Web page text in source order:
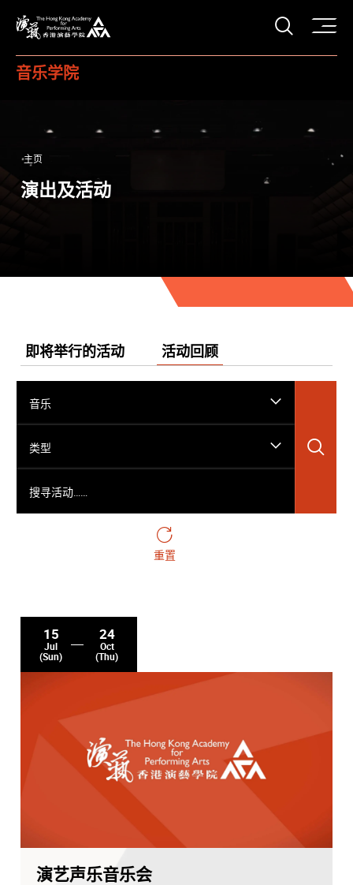
打开
音乐学院
主页
演出及活动
即将举行的活动 活动回顾
音乐
类型
重置
15
Jul
(Sun)
24
Oct
(Thu)
演艺声乐音乐会